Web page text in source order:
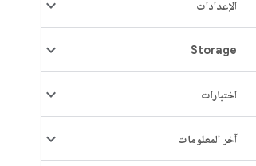
الإعدادات
Storage
اختبارات
آخر المعلومات